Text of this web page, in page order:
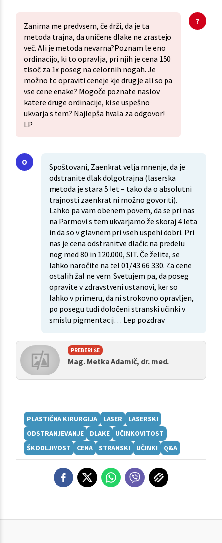
Zanima me predvsem, če drži, da je ta
metoda trajna, da uničene dlake ne zrastejo
več. Ali je metoda nevarna?Poznam le eno
ordinacijo, ki to opravlja, pri njih je cena 150
tisoč za 1x poseg na celotnih nogah. Je
možno to opraviti ceneje kje drugje ali so pa
vse cene enake? Mogoče poznate naslov
katere druge ordinacije, ki se uspešno
ukvarja s tem? Najlepša hvala za odgovor!
LP
Spoštovani, Zaenkrat velja mnenje, da je
odstranite dlak dolgotrajna (laserska
metoda je stara 5 let – tako da o absolutni
trajnosti zaenkrat ni možno govoriti).
Lahko pa vam obenem povem, da se pri nas
na Parmovi s tem ukvarjamo že skoraj 4 leta
in da so v glavnem pri vseh uspehi dobri. Pri
nas je cena odstranitve dlačic na predelu
nog med 80 in 120.000, SIT. Če želite, se
lahko naročite na tel 01/43 66 330. Za cene
ostalih žal ne vem. Svetujem pa, da poseg
opravite v zdravstveni ustanovi, ker so
lahko v primeru, da ni strokovno opravljen,
po posegu tudi določeni stranski učinki v
smislu pigmentacij… Lep pozdrav
PREBERI ŠE
Mag. Metka Adamič, dr. med.
PLASTIČNA KIRURGIJA LASER
LASERSKI
ODSTRANJEVANJE
DLAKE
UČINKOVITOST
ŠKODLJIVOST
CENA STRANSKI UČINKI Q&A